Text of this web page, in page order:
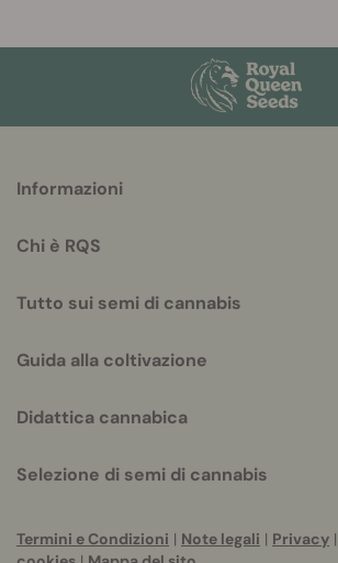
helpful
Informazioni
Chi è RQS
Tutto sui semi di cannabis
Guida alla coltivazione
Didattica cannabica
Selezione di semi di cannabis
Termini e Condizioni | Note legali | Privacy |